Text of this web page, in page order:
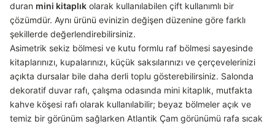
duran mini kitaplık olarak kullanılabilen çift kullanımlı bir
çözümdür. Aynı ürünü evinizin değişen düzenine göre farklı
şekillerde değerlendirebilirsiniz.
Asimetrik sekiz bölmesi ve kutu formlu raf bölmesi sayesinde
kitaplarınızı, kupalarınızı, küçük saksılarınızı ve çerçevelerinizi
açıkta dursalar bile daha derli toplu gösterebilirsiniz. Salonda
dekoratif duvar rafı, çalışma odasında mini kitaplık, mutfakta
kahve köşesi rafı olarak kullanılabilir; beyaz bölmeler açık ve
temiz bir görünüm sağlarken Atlantik Çam görünümü rafa sıcak